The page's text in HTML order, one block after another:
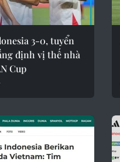
3-0, tuyển
định vị thế nhà
Cup